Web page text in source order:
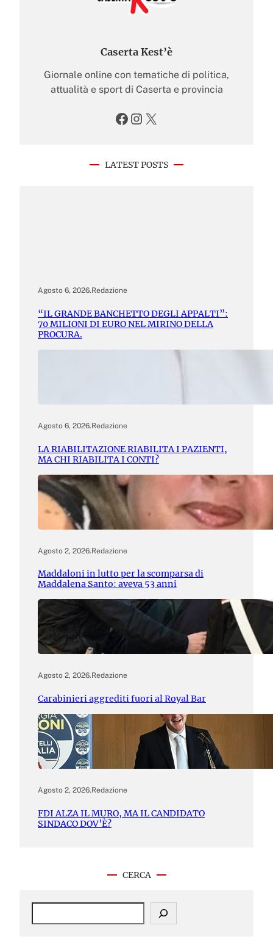
Caserta Kest’è
Giornale online con tematiche di politica,
attualità e sport di Caserta e provincia
Facebook Instagram X
LATEST POSTS
Agosto 6, 2026.Redazione
“IL GRANDE BANCHETTO DEGLI APPALTI”:
70 MILIONI DI EURO NEL MIRINO DELLA
PROCURA.
Agosto 6, 2026.Redazione
LA RIABILITAZIONE RIABILITA I PAZIENTI,
MA CHI RIABILITA I CONTI?
Agosto 2, 2026.Redazione
Maddaloni in lutto per la scomparsa di
Maddalena Santo: aveva 53 anni
Agosto 2, 2026.Redazione
Carabinieri aggrediti fuori al Royal Bar
Agosto 2, 2026.Redazione
FDI ALZA IL MURO, MA IL CANDIDATO
SINDACO DOV’È?
CERCA
S